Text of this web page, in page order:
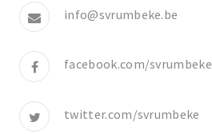
info@svrumbeke.be
facebook.com/svrumbeke
twitter.com/svrumbeke